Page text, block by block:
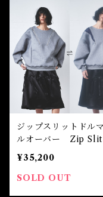
ジップスリットドル
ルオーバー Zip Slit
man Pullover
¥35,200
SOLD OUT